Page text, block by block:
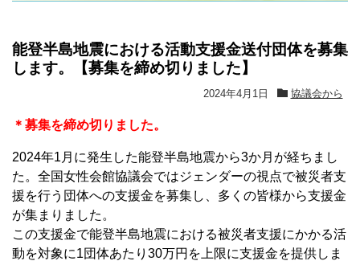
能登半島地震における活動支援金送付団体を募集
します。【募集を締め切りました】
2024年4月1日 協議会から
＊募集を締め切りました。
2024年1月に発生した能登半島地震から3か月が経ちまし
た。全国女性会館協議会ではジェンダーの視点で被災者支
援を行う団体への支援金を募集し、多くの皆様から支援金
が集まりました。
この支援金で能登半島地震における被災者支援にかかる活
動を対象に1団体あたり30万円を上限に支援金を提供しま